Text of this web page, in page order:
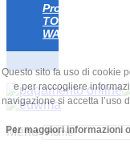
Progetto
TOMATO
WATER
Menu
Questo sito fa uso di cookie
e per raccogliere
navigazione si accetta l’uso
Per maggiori informazioni